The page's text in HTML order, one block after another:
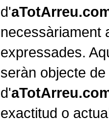
d'
necessàriament
expressades.
seràn objecte
d'
exactitud o